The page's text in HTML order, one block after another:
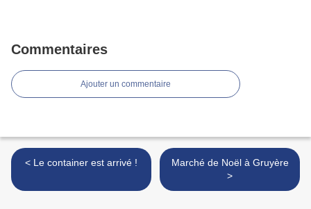
Commentaires
Ajouter un commentaire
< Le container est arrivé !
Marché de Noël à Gruyère
>